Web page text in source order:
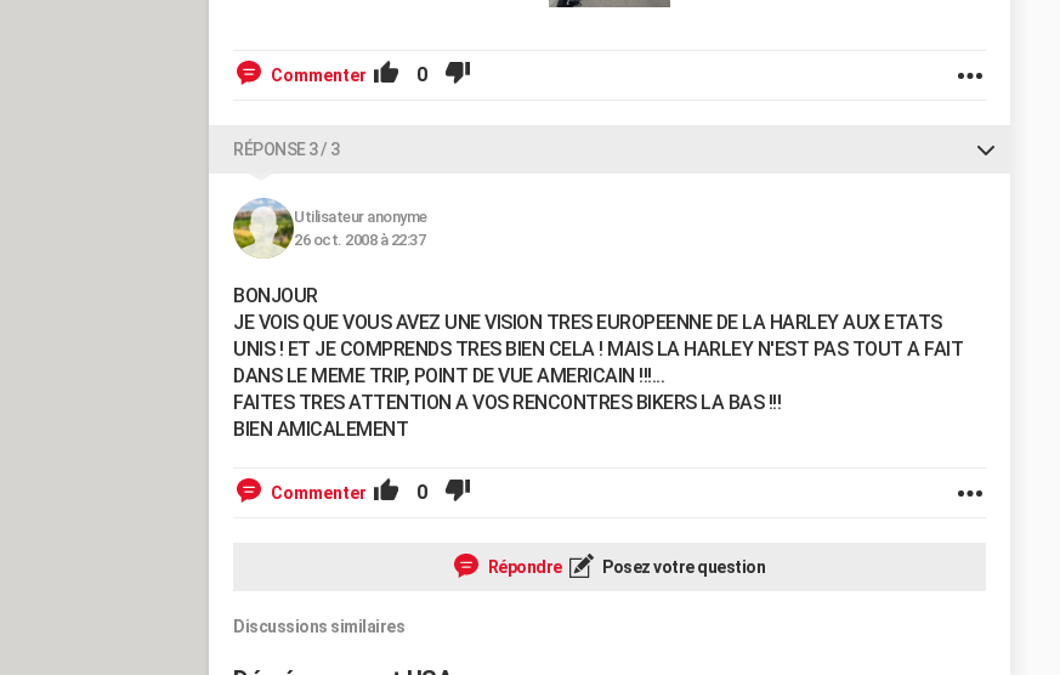
Commenter 0
RÉPONSE 3 / 3
Utilisateur anonyme
26 oct. 2008 à 22:37
BONJOUR
JE VOIS QUE VOUS AVEZ UNE VISION TRES EUROPEENNE DE LA HARLEY AUX ETATS
UNIS ! ET JE COMPRENDS TRES BIEN CELA ! MAIS LA HARLEY N'EST PAS TOUT A FAIT
DANS LE MEME TRIP, POINT DE VUE AMERICAIN !!!...
FAITES TRES ATTENTION A VOS RENCONTRES BIKERS LA BAS !!!
BIEN AMICALEMENT
Commenter 0
Répondre Posez votre question
Discussions similaires